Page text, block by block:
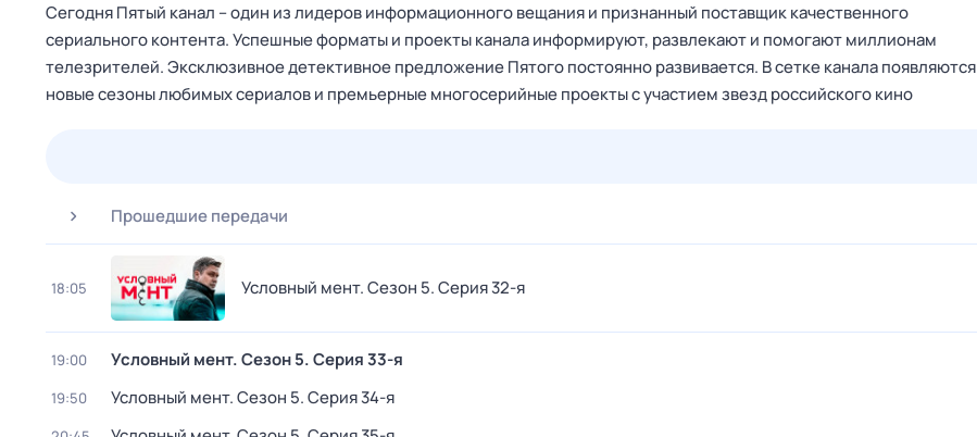
Сегодня Пятый канал – один из лидеров информационного вещания и признанный поставщик качественного
сериального контента. Успешные форматы и проекты канала информируют, развлекают и помогают миллионам
телезрителей. Эксклюзивное детективное предложение Пятого постоянно развивается. В сетке канала появляются
новые сезоны любимых сериалов и премьерные многосерийные проекты с участием звезд российского кино
Прошедшие передачи
18:05 Условный мент. Сезон 5. Серия 32-я
19:00 Условный мент. Сезон 5. Серия 33-я
19:50 Условный мент. Сезон 5. Серия 34-я